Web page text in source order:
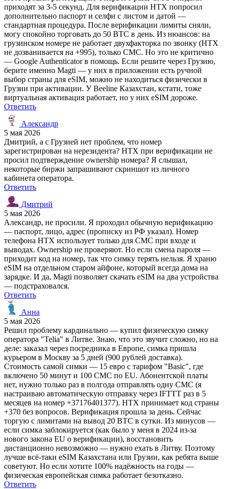
приходят за 3-5 секунд. Для верификации HTX попросил
дополнительно паспорт и селфи с листом и датой —
стандартная процедура. После верификации лимиты сняли,
могу спокойно торговать до 50 BTC в день. Из нюансов: на
грузинском номере не работает двухфакторка по звонку (HTX
не дозванивается на +995), только СМС. Но это не критично
— Google Authenticator в помощь. Если решите через Грузию,
берите именно Magti — у них в приложении есть ручной
выбор страны для eSIM, можно не находиться физически в
Грузии при активации. У Beeline Казахстан, кстати, тоже
виртуальная активация работает, но у них eSIM дороже.
Ответить
Александр
5 мая 2026
Дмитрий, а с Грузией нет проблем, что номер
зарегистрирован на нерезидента? HTX при верификации не
просил подтверждение ownership номера? Я слышал,
некоторые биржи запрашивают скриншот из личного
кабинета оператора.
Ответить
Дмитрий
5 мая 2026
Александр, не просили. Я проходил обычную верификацию
— паспорт, лицо, адрес (прописку из РФ указал). Номер
телефона HTX использует только для СМС при входе и
выводах. Ownership не проверяют. Но если смена пароля —
приходит код на номер, так что симку терять нельзя. Я храню
eSIM на отдельном старом айфоне, который всегда дома на
зарядке. И да, Magti позволяет скачать eSIM на два устройства
— подстраховался.
Ответить
Анна
5 мая 2026
Решил проблему кардинально — купил физическую симку
оператора "Telia" в Литве. Знаю, что это звучит сложно, но на
деле: заказал через посредника в Европе, симка пришла
курьером в Москву за 5 дней (900 рублей доставка).
Стоимость самой симки — 15 евро с тарифом "Basic", где
включено 50 минут и 100 СМС по EU. Абонентской платы
нет, нужно только раз в полгода отправлять одну СМС (я
настраиваю автоматическую отправку через IFTTT раз в 5
месяцев на номер +37176401377). HTX принимает код страны
+370 без вопросов. Верификация прошла за день. Сейчас
торгую с лимитами на вывод 20 BTC в сутки. Из минусов —
если симка заблокируется (как было у меня в 2024 из-за
нового закона EU о верификации), восстановить
дистанционно невозможно — нужно ехать в Литву. Поэтому
лучше всё-таки eSIM Казахстана или Грузии, как ребята выше
советуют. Но если хотите 100% надёжность на годы —
физическая европейская симка работает безотказно.
Ответить